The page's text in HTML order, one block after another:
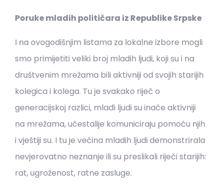
Poruke mladih političara iz Republike Srpske
I na ovogodišnjim listama za lokalne izbore mogli
smo primijetiti veliki broj mladih ljudi, koji su i na
društvenim mrežama bili aktivniji od svojih starijih
kolegica i kolega. Tu je svakako riječ o
generacijskoj razlici, mlađi ljudi su inače aktivniji
na mrežama, učestalije komuniciraju pomoću njih
i vještiji su. I tu je većina mladih ljudi demonstrirala
nevjerovatno neznanje ili su preslikali riječi starijih:
rat, ugroženost, ratne zasluge.